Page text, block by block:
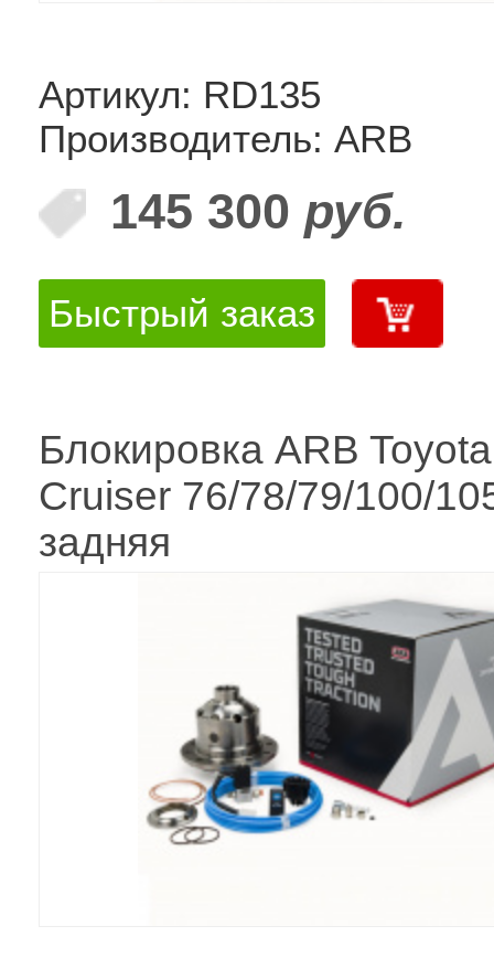
Артикул: RD135
Производитель: ARB
145 300 руб.
Быстрый заказ
Блокировка ARB
Cruiser 76/78/79/100/
задняя